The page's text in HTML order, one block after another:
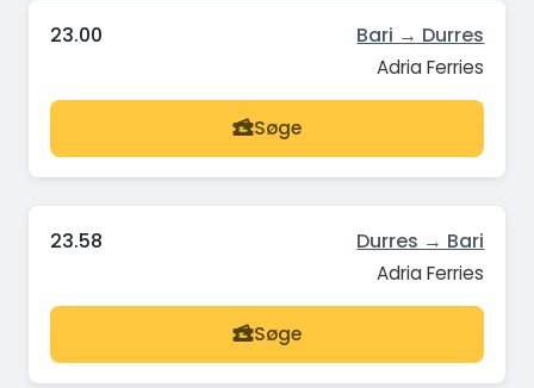
23.00 Bari → Durres
Adria Ferries
Søge
23.58 Durres → Bari
Adria Ferries
Søge